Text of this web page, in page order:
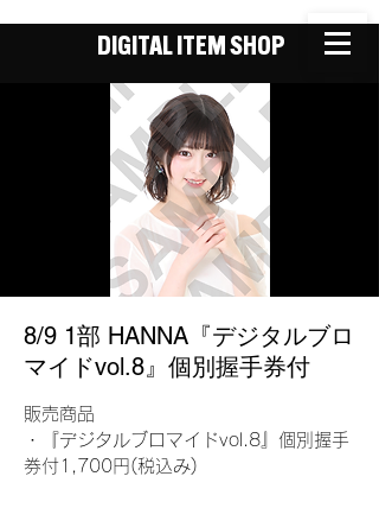
DIGITAL ITEM SHOP
8/9 1部 HANNA『デジタルブロ
マイドvol.8』個別握手券付
販売商品
・『デジタルブロマイドvol.8』個別握手
券付1,700円(税込み)